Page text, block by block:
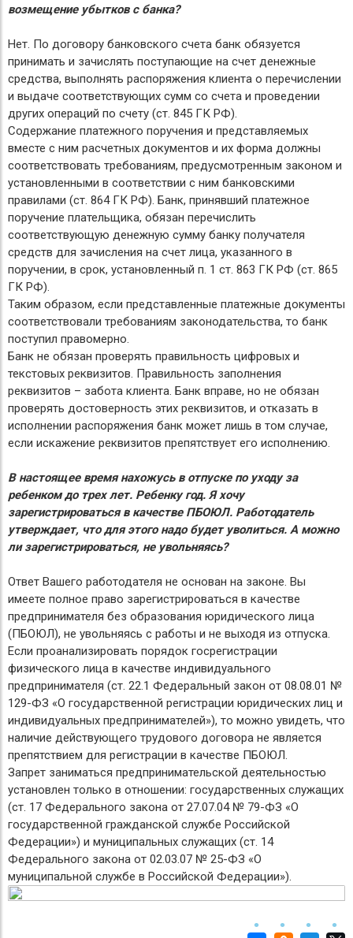
возмещение убытков с банка?
Нет. По договору банковского счета банк обязуется
принимать и зачислять поступающие на счет денежные
средства, выполнять распоряжения клиента о перечислении
и выдаче соответствующих сумм со счета и проведении
других операций по счету (ст. 845 ГК РФ).
Содержание платежного поручения и представляемых
вместе с ним расчетных документов и их форма должны
соответствовать требованиям, предусмотренным законом и
установленными в соответствии с ним банковскими
правилами (ст. 864 ГК РФ). Банк, принявший платежное
поручение плательщика, обязан перечислить
соответствующую денежную сумму банку получателя
средств для зачисления на счет лица, указанного в
поручении, в срок, установленный п. 1 ст. 863 ГК РФ (ст. 865
ГК РФ).
Таким образом, если представленные платежные документы
соответствовали требованиям законодательства, то банк
поступил правомерно.
Банк не обязан проверять правильность цифровых и
текстовых реквизитов. Правильность заполнения
реквизитов – забота клиента. Банк вправе, но не обязан
проверять достоверность этих реквизитов, и отказать в
исполнении распоряжения банк может лишь в том случае,
если искажение реквизитов препятствует его исполнению.
В настоящее время нахожусь в отпуске по уходу за
ребенком до трех лет. Ребенку год. Я хочу
зарегистрироваться в качестве ПБОЮЛ. Работодатель
утверждает, что для этого надо будет уволиться. А можно
ли зарегистрироваться, не увольняясь?
Ответ Вашего работодателя не основан на законе. Вы
имеете полное право зарегистрироваться в качестве
предпринимателя без образования юридического лица
(ПБОЮЛ), не увольняясь с работы и не выходя из отпуска.
Если проанализировать порядок госрегистрации
физического лица в качестве индивидуального
предпринимателя (ст. 22.1 Федеральный закон от 08.08.01 №
129-ФЗ «О государственной регистрации юридических лиц и
индивидуальных предпринимателей»), то можно увидеть, что
наличие действующего трудового договора не является
препятствием для регистрации в качестве ПБОЮЛ.
Запрет заниматься предпринимательской деятельностью
установлен только в отношении: государственных служащих
(ст. 17 Федерального закона от 27.07.04 № 79-ФЗ «О
государственной гражданской службе Российской
Федерации») и муниципальных служащих (ст. 14
Федерального закона от 02.03.07 № 25-ФЗ «О
муниципальной службе в Российской Федерации»).